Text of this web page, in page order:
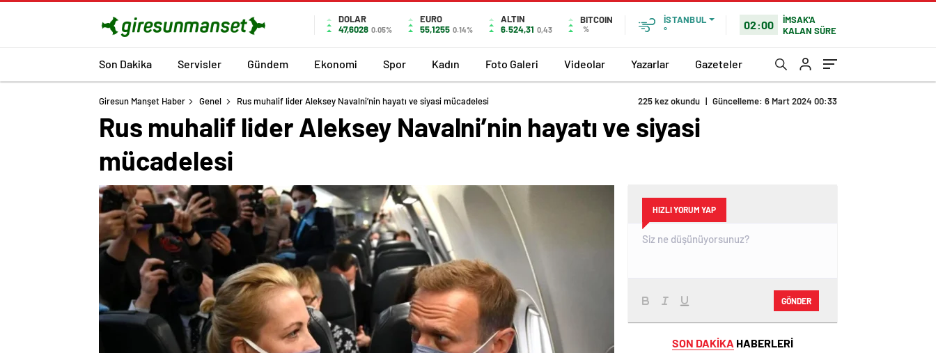
DOLAR
47,6028 0.05%
EURO
55,1255 0.14%
ALTIN
6.524,31 0,43
BITCOIN
%
İSTANBUL
°
02:00
İMSAK'A
KALAN SÜRE
Son Dakika Servisler Gündem Ekonomi Spor Kadın Foto Galeri Videolar Yazarlar Gazeteler
Giresun Manşet Haber Genel Rus muhalif lider Aleksey Navalni’nin hayatı ve siyasi mücadelesi
Rus muhalif lider Aleksey Navalni’nin hayatı ve siyasi
mücadelesi
HIZLI YORUM YAP
GÖNDER
SON DAKİKA HABERLERİ